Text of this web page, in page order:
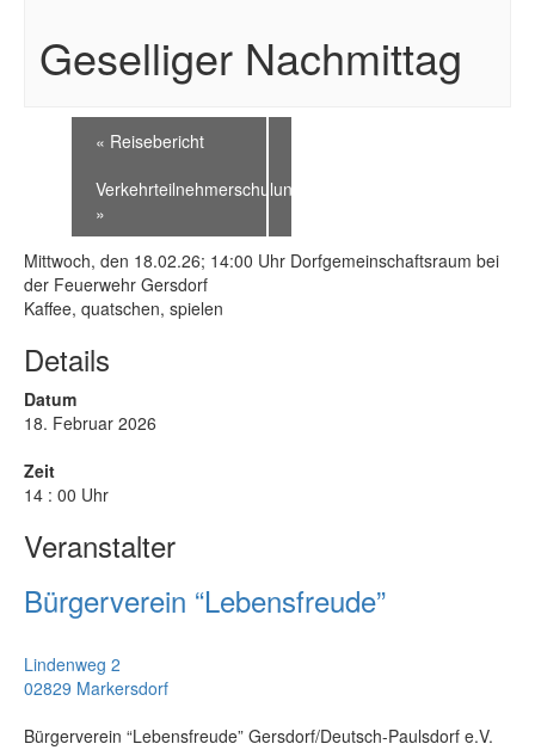
Geselliger Nachmittag
« Reisebericht
Verkehrteilnehmerschulung
»
Mittwoch, den 18.02.26; 14:00 Uhr Dorfgemeinschaftsraum bei
der Feuerwehr Gersdorf
Kaffee, quatschen, spielen
Details
Datum
18. Februar 2026
Zeit
14 : 00 Uhr
Veranstalter
Bürgerverein “Lebensfreude”
Lindenweg 2
02829 Markersdorf
Bürgerverein “Lebensfreude” Gersdorf/Deutsch-Paulsdorf e.V.